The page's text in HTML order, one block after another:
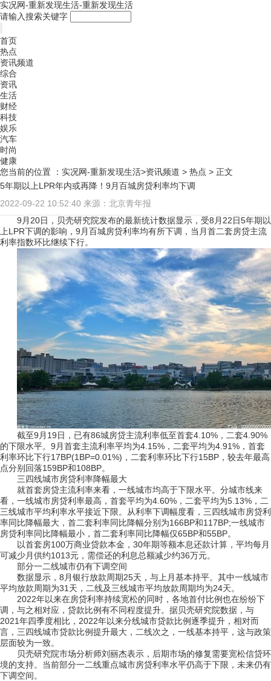
实况网-重新发现生活-重新发现生活
请输入搜索关键字
首页
热点
资讯频道
综合
资讯
生活
财经
科技
娱乐
汽车
时尚
健康
您当前的位置 ： 实况网-重新发现生活>资讯频道 > 热点 > 正文
5年期以上LPR年内或再降！9月百城房贷利率均下调
2022-09-22 10:52:40 来源：北京青年报
9月20日，贝壳研究院发布的最新统计数据显示，受8月22日5年期以
上LPR下调的影响，9月百城房贷利率均有所下调，当月首二套房贷主流
利率指数环比继续下行。
截至9月19日，已有86城房贷主流利率低至首套4.10%，二套4.90%
的下限水平。9月首套主流利率平均为4.15%，二套平均为4.91%，首套
利率环比下行17BP(1BP=0.01%)，二套利率环比下行15BP，较去年最高
点分别回落159BP和108BP。
三四线城市房贷利率降幅最大
就首套房贷主流利率来看，一线城市均高于下限水平。分城市线来
看，一线城市房贷利率最高，首套平均为4.60%，二套平均为5.13%，二
三线城市平均利率水平接近下限。从利率下调幅度看，三四线城市房贷利
率同比降幅最大，首二套利率同比降幅分别为166BP和117BP;一线城市
房贷利率同比降幅最小，首二套利率同比降幅仅65BP和55BP。
以首套房100万商业贷款本金，30年期等额本息还款计算，平均每月
可减少月供约1013元，需偿还的利息总额减少约36万元。
部分一二线城市仍有下调空间
数据显示，8月银行放款周期25天，与上月基本持平。其中一线城市
平均放款周期为31天，二线及三线城市平均放款周期均为24天。
2022年以来在房贷利率持续宽松的同时，各地首付比例也在纷纷下
调，与之相对应，贷款比例有不同程度提升。据贝壳研究院数据，与
2021年四季度相比，2022年以来分线城市贷款比例逐季提升，相对而
言，三四线城市贷款比例提升最大，二线次之，一线基本持平，这与政策
层面较为一致。
贝壳研究院市场分析师刘丽杰表示，后期市场的修复需要宽松信贷环
境的支持。当前部分一二线重点城市房贷利率水平仍高于下限，未来仍有
下调空间。